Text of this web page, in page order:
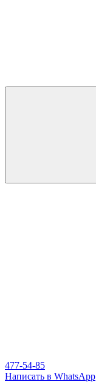
477-54-85
Написать в WhatsApp